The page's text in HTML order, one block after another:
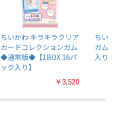
ちいかわ キラキラクリア
カードコレクションガム
◆通常版◆【1BOX 16パ
ック入り】
￥3,520
ちいか
ガム4
入り】